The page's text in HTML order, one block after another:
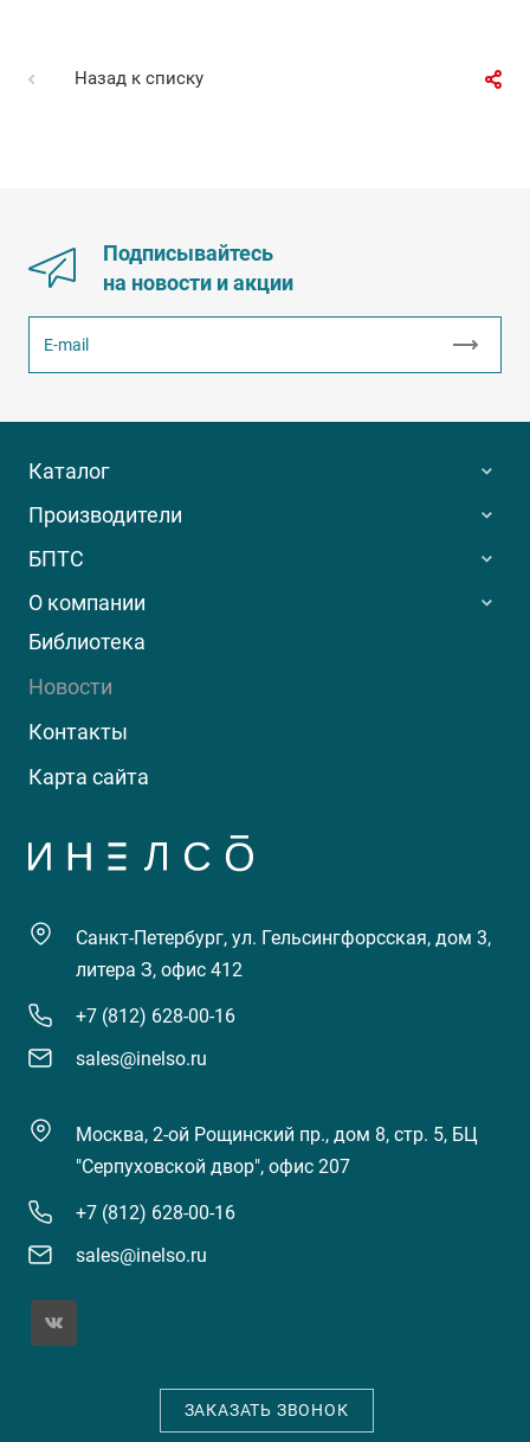
Назад к списку
Подписывайтесь
на новости и акции
Каталог
Производители
БПТС
О компании
Библиотека
Новости
Контакты
Карта сайта
Санкт-Петербург, ул. Гельсингфорсская, дом 3,
литера З, офис 412
+7 (812) 628-00-16
sales@inelso.ru
Москва, 2-ой Рощинский пр., дом 8, стр. 5, БЦ
"Серпуховской двор", офис 207
+7 (812) 628-00-16
sales@inelso.ru
ЗАКАЗАТЬ ЗВОНОК